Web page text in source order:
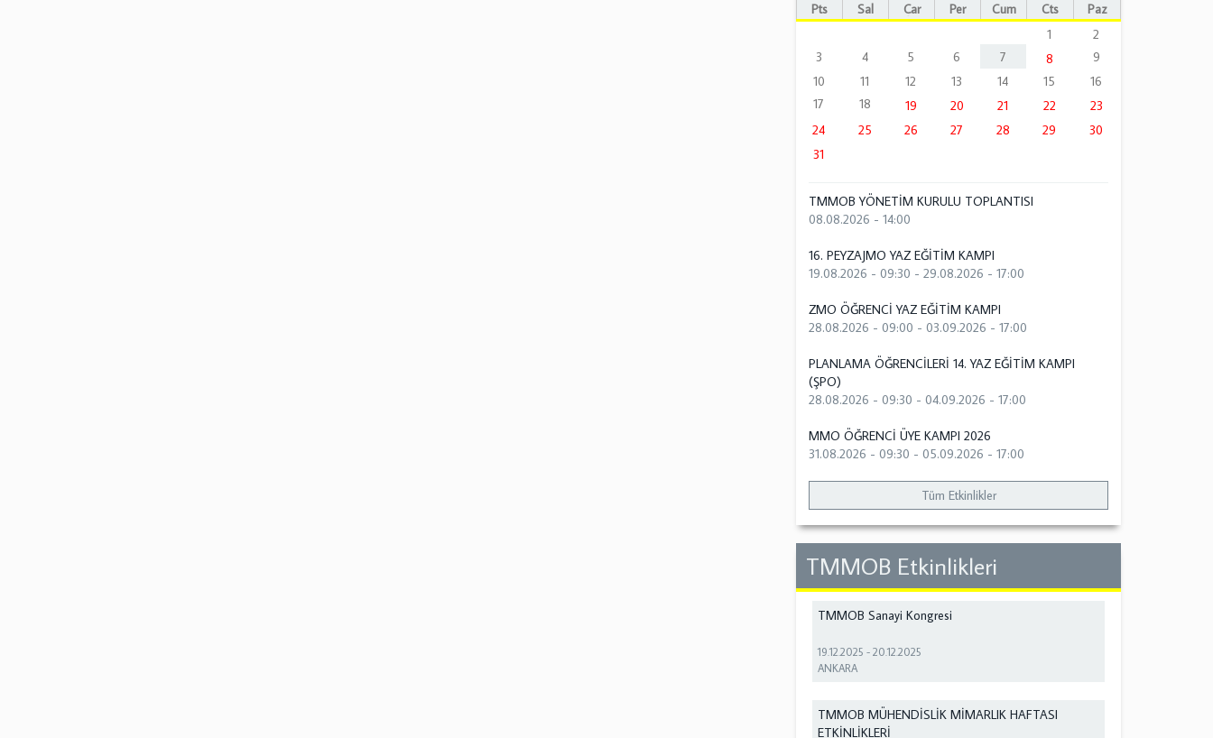
Pts Sal Çar Per Cum Cts
Paz
1
2
3
4 5 6 7 8
9
10
11 12 13 14 15
16
17
18 19 20 21 22
23
24
25 26 27 28 29
30
31
TMMOB YÖNETİM KURULU TOPLANTISI
08.08.2026 - 14:00
16. PEYZAJMO YAZ EĞİTİM KAMPI
19.08.2026 - 09:30 -29.08.2026 - 17:00
ZMO ÖĞRENCİ YAZ EĞİTİM KAMPI
28.08.2026 - 09:00 -03.09.2026 - 17:00
PLANLAMA ÖĞRENCİLERİ 14. YAZ EĞİTİM KAMPI
(ŞPO)
28.08.2026 - 09:30 -04.09.2026 - 17:00
MMO ÖĞRENCİ ÜYE KAMPI 2026
31.08.2026 - 09:30 -05.09.2026 - 17:00
Tüm Etkinlikler
TMMOB Etkinlikleri
TMMOB Sanayi Kongresi
19.12.2025 -20.12.2025
ANKARA
TMMOB MÜHENDİSLİK MİMARLIK HAFTASI
ETKİNLİKLERİ